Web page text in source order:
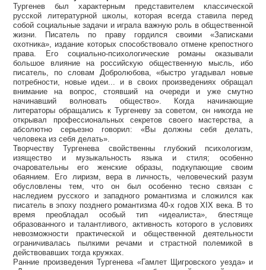
Тургенев был характерным представителем классической
русской литературной школы, которая всегда ставила перед
собой социальные задачи и играла важную роль в общественной
жизни. Писатель по праву гордился своими «Записками
охотника», издание которых способствовало отмене крепостного
права. Его социально-психологические романы оказывали
большое влияние на российскую общественную мысль, ибо
писатель, по словам Добролюбова, «быстро угадывал новые
потребности, новые идеи... и в своих произведениях обращал
внимание на вопрос, стоявший на очереди и уже смутно
начинавший волновать общество». Когда начинающие
литераторы обращались к Тургеневу за советом, он никогда не
открывал профессиональных секретов своего мастерства, а
абсолютно серьезно говорил: «Вы должны себя делать,
человека из себя делать».
Творчеству Тургенева свойственны глубокий психологизм,
изящество и музыкальность языка и стиля; особенно
очаровательны его женские образы, подкупающие своим
обаянием. Его лиризм, вера в личность, человеческий разум
обусловлены тем, что он был особенно тесно связан с
наследием русского и западного романтизма и сложился как
писатель в эпоху позднего романтизма 40-х годов XIX века. В то
время преобладал особый тип «идеалиста», блестяще
образованного и талантливого, активность которого в условиях
невозможности практической и общественной деятельности
ограничивалась пылкими речами и страстной полемикой в
действовавших тогда кружках.
Ранние произведения Тургенева «Гамлет Щигровского уезда» и